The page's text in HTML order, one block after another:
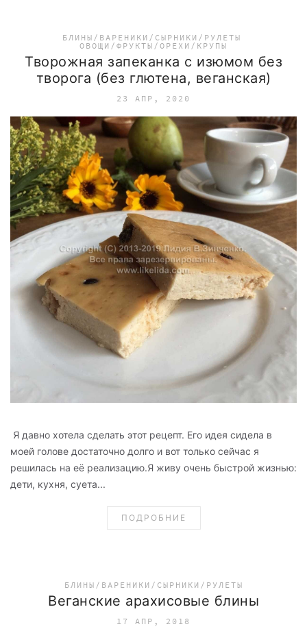
БЛИНЫ/ВАРЕНИКИ/СЫРНИКИ/РУЛЕТЫ
ОВОЩИ/ФРУКТЫ/ОРЕХИ/КРУПЫ
Творожная запеканка с изюмом без
творога (без глютена, веганская)
23 АПР, 2020
Я давно хотела сделать этот рецепт. Его идея сидела в
моей голове достаточно долго и вот только сейчас я
решилась на её реализацию.Я живу очень быстрой жизнью:
дети, кухня, суета...
ПОДРОБНИЕ
БЛИНЫ/ВАРЕНИКИ/СЫРНИКИ/РУЛЕТЫ
Веганские арахисовые блины
17 АПР, 2018